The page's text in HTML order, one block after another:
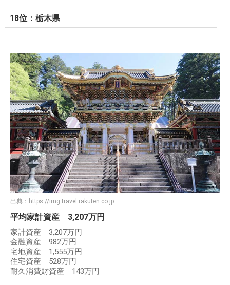
18位：栃木県
出典： https://img.travel.rakuten.co.jp
平均家計資産 3,207万円
家計資産 3,207万円
金融資産 982万円
宅地資産 1,555万円
住宅資産 528万円
耐久消費財資産 143万円